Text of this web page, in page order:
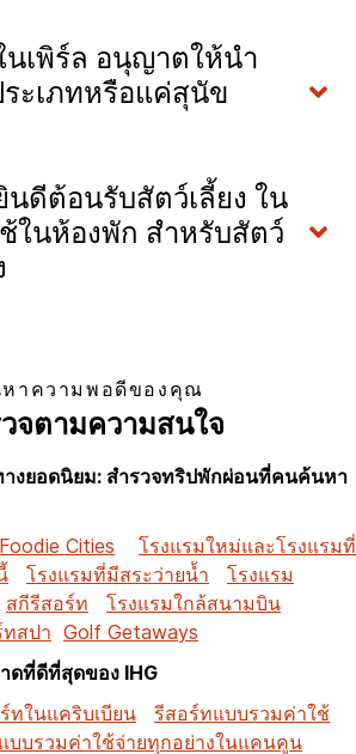
นเพิร์ล อนุญาตให้นำ
ะเภทหรือแค่สุนัข
นดีต้อนรับสัตว์เลี้ยง ใน
ในห้องพัก สำหรับสัตว์
าความพอดีของคุณ
จตามความสนใจ
งยอดนิยม: สำรวจทริปพักผ่อนที่คนค้นหา
Cities
โรงแรมใหม่และโรงแรมที่
โรงแรมที่มีสระว่ายน้ำ
โรงแรม
สกีรีสอร์ท
โรงแรมใกล้สนามบิน
สปา Golf Getaways
ดที่ดีที่สุดของ IHG
ทในแคริบเบียน
รีสอร์ทแบบรวมค่าใช้
บบรวมค่าใช้จ่ายทุกอย่างในแคนคูน